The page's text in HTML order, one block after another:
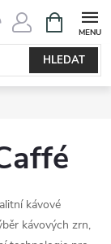
HLEDAT
NÁKUPNÍ
KOŠÍK
kávové
kávových zrn,